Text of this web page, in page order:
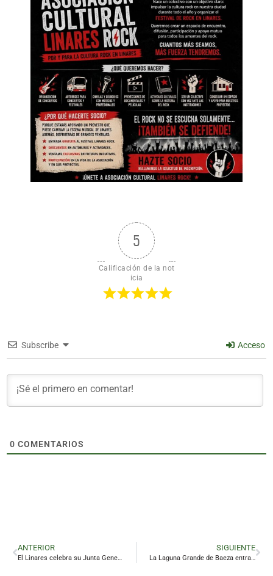
5
Calificación de la not
icia
Subscribe Acceso
0 COMENTARIOS
ANTERIOR
El Linares celebra su Junta General de Accionistas con el foco en las cuentas y la situación societaria
SIGUIENTE
La Laguna Grande de Baeza entra en la Lista Roja y confirma a Jaén como la provincia andaluza con más patrimonio amenazado